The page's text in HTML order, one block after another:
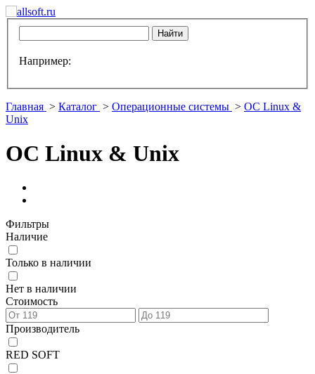
Например:
Главная > Каталог > Операционные системы > ОС Linux &
Unix
ОС Linux & Unix
Фильтры
Наличие
Только в наличии
Нет в наличии
Стоимость
Производитель
RED SOFT